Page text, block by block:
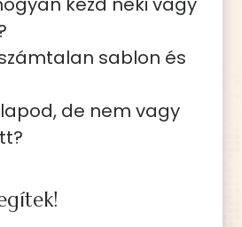
sablon és
de nem vagy